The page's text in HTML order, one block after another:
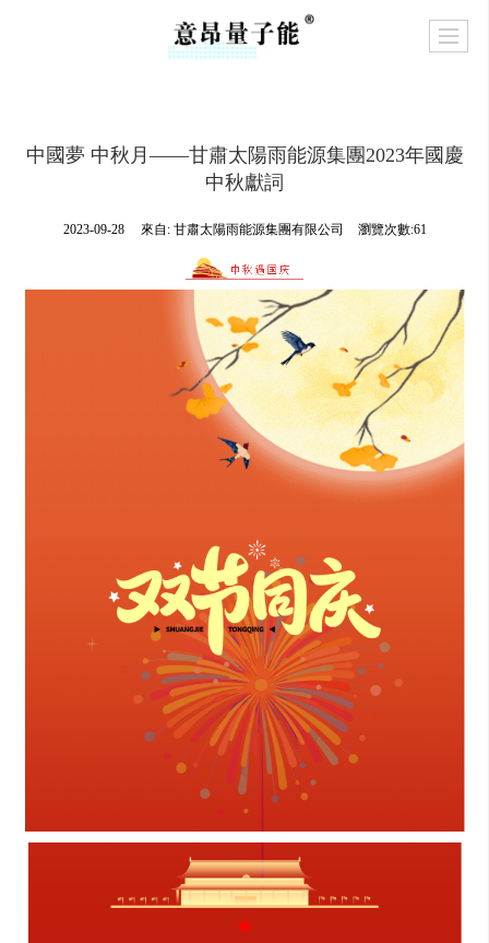
中國夢 中秋月——甘肅太陽雨能源集團2023年國慶
中秋獻詞
2023-09-28 來自: 甘肅太陽雨能源集團有限公司 瀏覽次數:61